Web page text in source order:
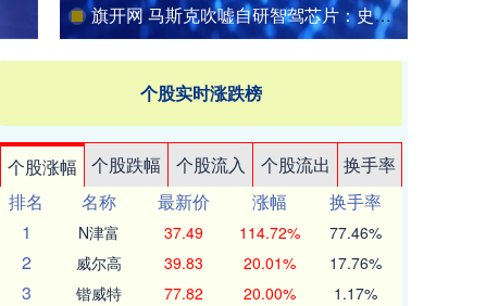
旗开网 马斯克吹嘘自研智驾芯片：史诗般的芯片
个股实时涨跌榜
个股涨幅 个股跌幅 个股流入 个股流出
换手率
排名
名称 最新价 涨幅
换手率
1
N津富 37.49 114.72% 77.46%
2 威尔高 39.83 20.01% 17.76%
3 锴威特 77.82 20.00% 1.17%